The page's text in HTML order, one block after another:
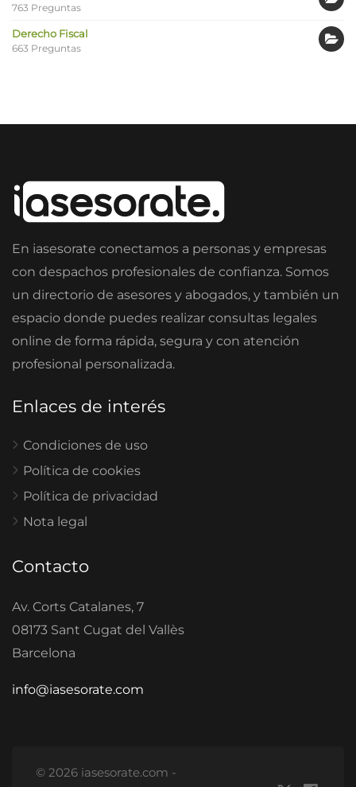
763 Preguntas
Derecho Fiscal
663 Preguntas
En iasesorate conectamos a personas y empresas
con despachos profesionales de confianza. Somos
un directorio de asesores y abogados, y también un
espacio donde puedes realizar consultas legales
online de forma rápida, segura y con atención
profesional personalizada.
Enlaces de interés
Condiciones de uso
Política de cookies
Política de privacidad
Nota legal
Contacto
Av. Corts Catalanes, 7
08173 Sant Cugat del Vallès
Barcelona
info@iasesorate.com
© 2026 iasesorate.com -